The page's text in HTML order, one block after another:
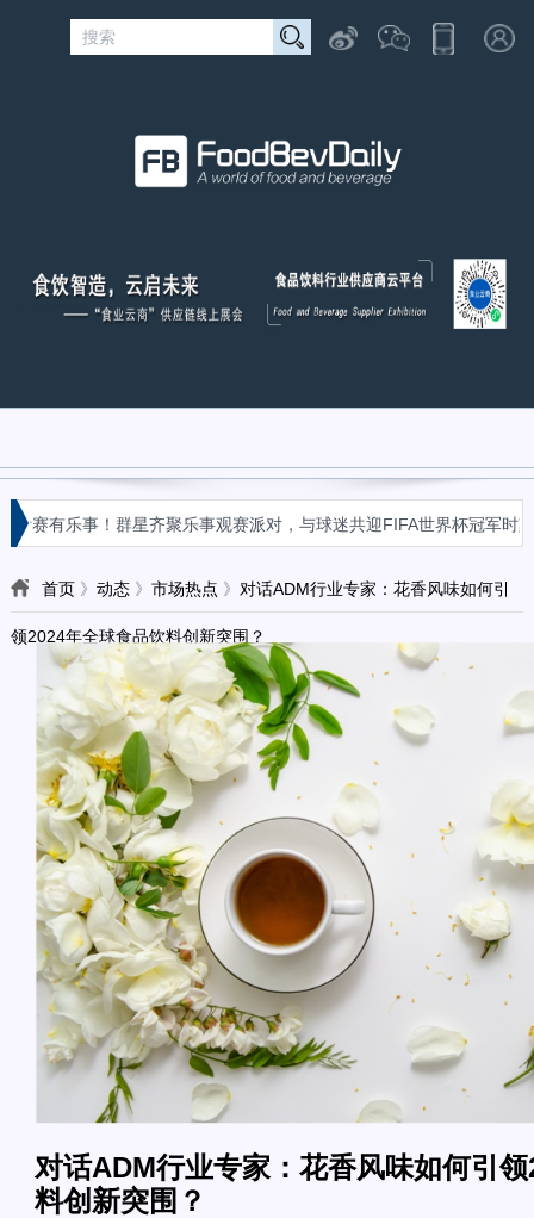
事！群星齐聚乐事观赛派对，与球迷共迎FIFA世界杯冠军时刻 « 广西
首页》 动态》 市场热点 》 对话ADM行业专家：花香风味如何引
领2024年全球食品饮料创新突围？
对话ADM行业专家：花香风味如何引
料创新突围？